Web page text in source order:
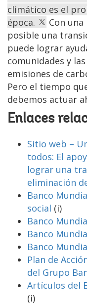
climático es el
época.
Con
posible una
puede lograr
comunidades y
emisiones de
Pero el tiempo
debemos actuar
Enlaces
Sitio web –
todos: El
lograr una
eliminación
Banco
social (i)
Banco
Banco
Banco
Plan de
del Grupo
Artículos del
(i)